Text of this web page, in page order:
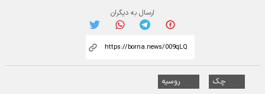
ارسال به دیگران
چک روسیه